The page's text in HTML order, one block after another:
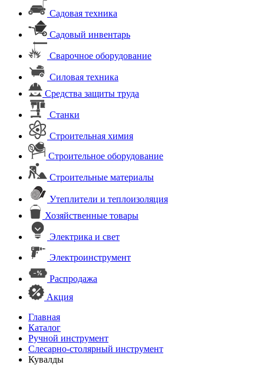
Садовая техника
Садовый инвентарь
Сварочное оборудование
Силовая техника
Средства защиты труда
Станки
Строительная химия
Строительное оборудование
Строительные материалы
Утеплители и теплоизоляция
Хозяйственные товары
Электрика и свет
Электроинструмент
Распродажа
Акция
Главная
Каталог
Ручной инструмент
Слесарно-столярный инструмент
Кувалды